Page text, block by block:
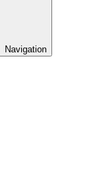
Navigation